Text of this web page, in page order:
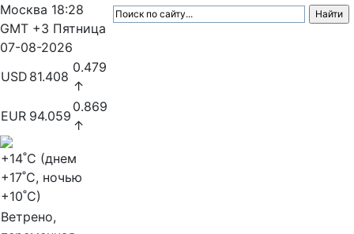
Москва 18:28
GMT +3 Пятница
07-08-2026
USD 81.408
0.479
↑
EUR 94.059
0.869
↑
+14˚C (днем
+17˚C, ночью
+10˚C)
Ветрено,